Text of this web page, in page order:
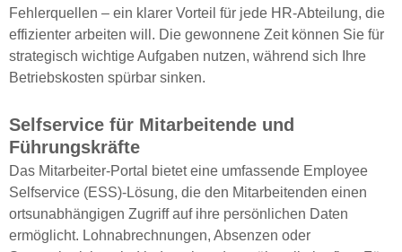
Fehlerquellen – ein klarer Vorteil für jede HR-Abteilung, die
effizienter arbeiten will. Die gewonnene Zeit können Sie für
strategisch wichtige Aufgaben nutzen, während sich Ihre
Betriebskosten spürbar sinken.
Selfservice für Mitarbeitende und
Führungskräfte
Das Mitarbeiter-Portal bietet eine umfassende Employee
Selfservice (ESS)-Lösung, die den Mitarbeitenden einen
ortsunabhängigen Zugriff auf ihre persönlichen Daten
ermöglicht. Lohnabrechnungen, Absenzen oder